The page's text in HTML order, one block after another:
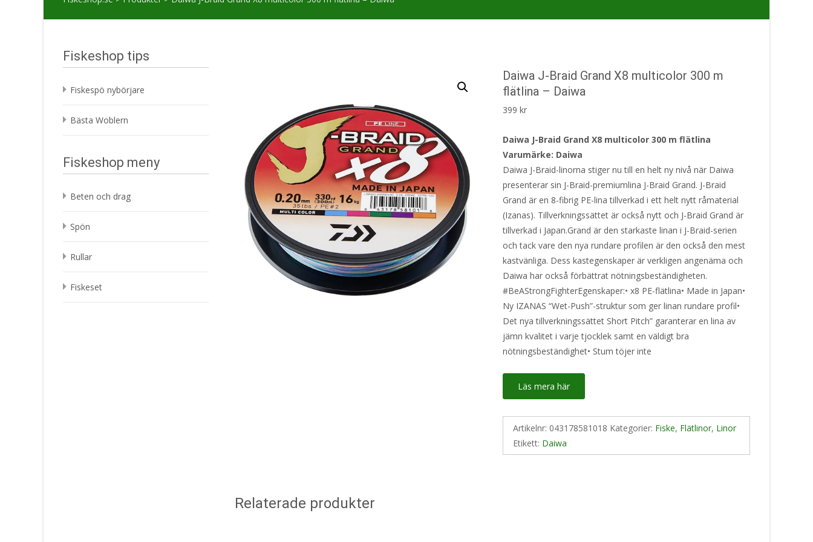
Daiwa J-Braid Grand X8 multicolor 300 m
flätlina – Daiwa
399kr
Daiwa J-Braid Grand X8 multicolor 300 m flätlina
Varumärke: Daiwa
Daiwa J-Braid-linorna stiger nu till en helt ny nivå när Daiwa
presenterar sin J-Braid-premiumlina J-Braid Grand. J-Braid
Grand är en 8-fibrig PE-lina tillverkad i ett helt nytt råmaterial
(Izanas). Tillverkningssättet är också nytt och J-Braid Grand är
tillverkad i Japan.Grand är den starkaste linan i J-Braid-serien
och tack vare den nya rundare profilen är den också den mest
kastvänliga. Dess kastegenskaper är verkligen angenäma och
Daiwa har också förbättrat nötningsbeständigheten.
#BeAStrongFighterEgenskaper:• x8 PE-flätlina• Made in Japan•
Ny IZANAS “Wet-Push”-struktur som ger linan rundare profil•
Det nya tillverkningssättet Short Pitch” garanterar en lina av
jämn kvalitet i varje tjocklek samt en väldigt bra
nötningsbeständighet• Stum töjer inte
Läs mera här
Artikelnr: 043178581018 Kategorier: Fiske, Flätlinor, Linor
Etikett: Daiwa
Relaterade produkter
Fiskeshop tips
Fiskespö nybörjare
Bästa Woblern
Fiskeshop meny
Beten och drag
Spön
Rullar
Fiskeset